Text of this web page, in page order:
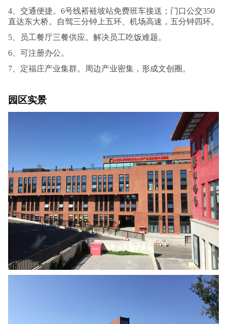
4、交通便捷。6号线褡裢坡站免费班车接送；门口公交350
直达东大桥。自驾三分钟上五环、机场高速，五分钟四环。
5、员工餐厅三餐供应。解决员工吃饭难题。
6、可注册办公。
7、定福庄产业集群。周边产业密集，形成文创圈。
园区实景